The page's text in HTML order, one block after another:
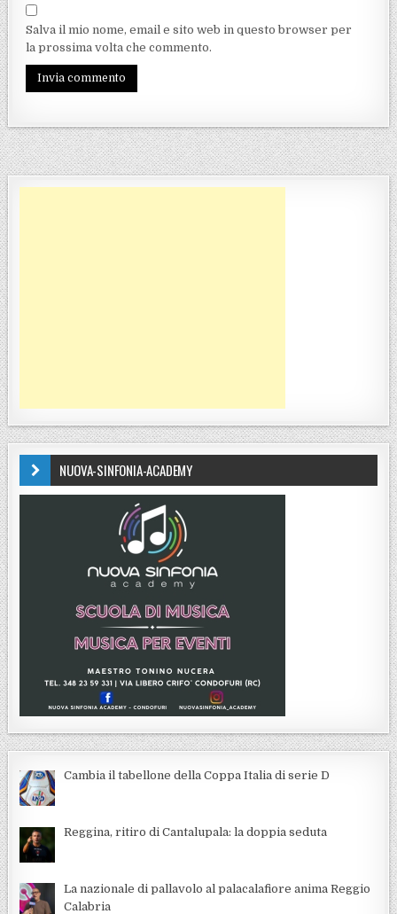
Salva il mio nome, email e sito web in questo browser per
la prossima volta che commento.
NUOVA-SINFONIA-ACADEMY
Cambia il tabellone della Coppa Italia di serie D
Reggina, ritiro di Cantalupala: la doppia seduta
La nazionale di pallavolo al palacalafiore anima Reggio
Calabria